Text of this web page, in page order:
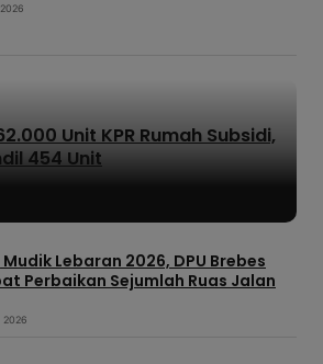
Unit KPR Rumah Subsidi,
454 Unit
Lebaran 2026, DPU Brebes
Perbaikan Sejumlah Ruas Jalan
2026